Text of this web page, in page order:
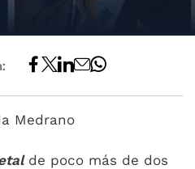
Medrano
de poco más de dos